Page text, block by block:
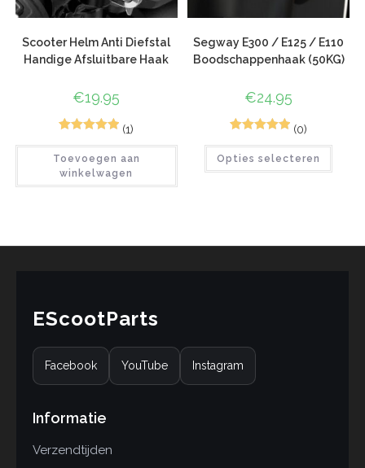
Scooter Helm Anti Diefstal
Handige Afsluitbare Haak
€19.95
5.00op 5
gebaseerd
(1)
Toevoegen aan
winkelwagen
Segway E300 / E125 / E110
Boodschappenhaak (50KG)
€24.95
5.00op 5
(0)
Opties selecteren
EScootParts
Facebook YouTube Instagram
Informatie
Verzendtijden